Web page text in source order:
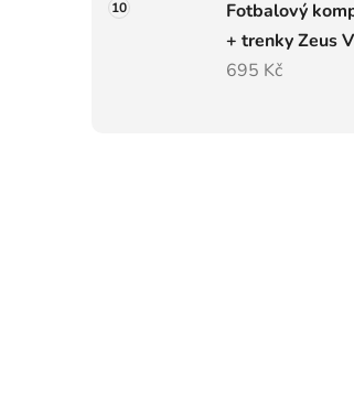
Fotbalový
+ trenky Zeus
695 Kč